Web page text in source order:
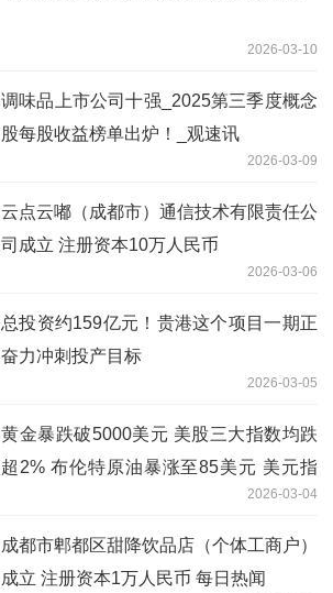
2026-03-10
调味品上市公司十强_2025第三季度概念
股每股收益榜单出炉！_观速讯
2026-03-09
云点云嘟（成都市）通信技术有限责任公
司成立 注册资本10万人民币
2026-03-06
总投资约159亿元！贵港这个项目一期正
奋力冲刺投产目标
2026-03-05
黄金暴跌破5000美元 美股三大指数均跌
超2% 布伦特原油暴涨至85美元 美元指
2026-03-04
成都市郫都区甜降饮品店（个体工商户）
成立 注册资本1万人民币 每日热闻